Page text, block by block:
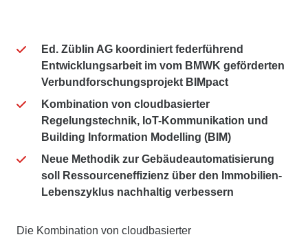
Ed. Züblin AG koordiniert federführend
Entwicklungsarbeit im vom BMWK geförderten
Verbundforschungsprojekt BIMpact
Kombination von cloudbasierter
Regelungstechnik, IoT-Kommunikation und
Building Information Modelling (BIM)
Neue Methodik zur Gebäudeautomatisierung
soll Ressourceneffizienz über den Immobilien-
Lebenszyklus nachhaltig verbessern
Die Kombination von cloudbasierter